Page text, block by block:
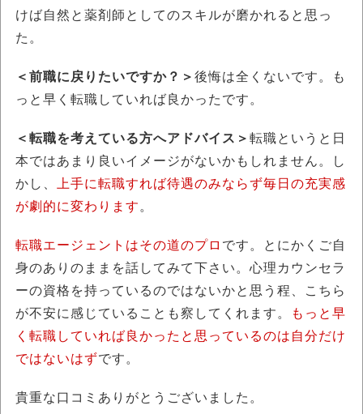
けば自然と薬剤師としてのスキルが磨かれると思っ
た。
＜前職に戻りたいですか？＞ 後悔は全くないです。も
っと早く転職していれば良かったです。
＜転職を考えている方へアドバイス＞ 転職というと日
本ではあまり良いイメージがないかもしれません。し
かし、
上手に転職すれば待遇のみならず毎日の充実感
が劇的に変わります 。
転職エージェントはその道のプロ です。とにかくご自
身のありのままを話してみて下さい。心理カウンセラ
ーの資格を持っているのではないかと思う程、こちら
が不安に感じていることも察してくれます。
もっと早
く転職していれば良かったと思っているのは自分だけ
ではないはずです。
貴重な口コミありがとうございました。